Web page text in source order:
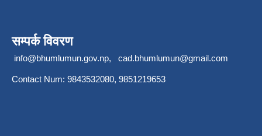
सम्पर्क विवरण
info@bhumlumun.gov.np, cad.bhumlumun@gmail.com
Contact Num: 9843532080, 9851219653